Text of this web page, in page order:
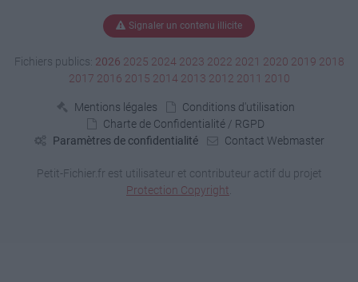
Signaler un contenu illicite
Fichiers publics: 2026 2025 2024 2023 2022 2021 2020 2019 2018
2017 2016 2015 2014 2013 2012 2011 2010
Mentions légales
Conditions d'utilisation
Charte de Confidentialité / RGPD
Paramètres de confidentialité
Contact Webmaster
Petit-Fichier.fr est utilisateur et contributeur actif du projet
Protection Copyright